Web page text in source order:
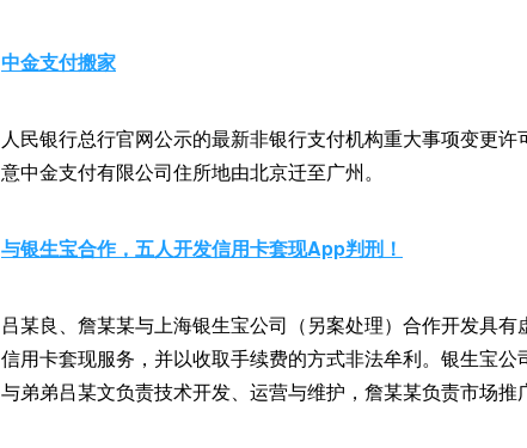
中金支付搬家
人民银行总行官网公示的最新非银行支付机构重大事项变更
意中金支付有限公司住所地由北京迁至广州。
与银生宝合作，五人开发信用卡套现App判刑！
吕某良、詹某某与上海银生宝公司（另案处理）合作开发具
信用卡套现服务，并以收取手续费的方式非法牟利。银生宝
与弟弟吕某文负责技术开发、运营与维护，詹某某负责市场推